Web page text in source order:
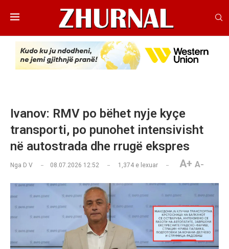
Ivanov: RMV po bëhet nyje kyçe
transporti, po punohet intensivisht
në autostrada dhe rrugë ekspres
Nga D V 08.07.2026 12:52 1,374 e lexuar A+ A-